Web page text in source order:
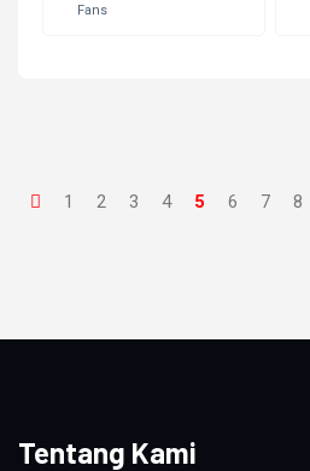
Fans
1 2 3 4 5 6 7 8
Tentang Kami